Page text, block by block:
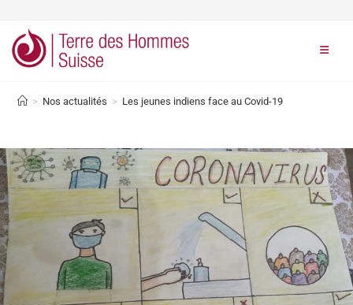
> Nos actualités > Les jeunes indiens face au Covid-19